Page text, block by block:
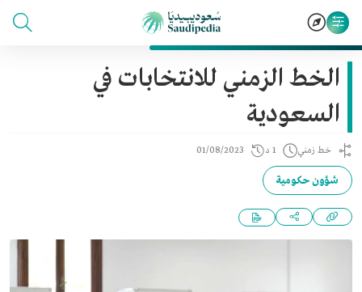
الخط الزمني للانتخابات في
السعودية
خط زمني 1 د 01/08/2023
شؤون حكومية